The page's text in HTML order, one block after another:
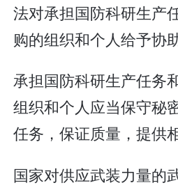
法对承担国防科研生产
购的组织和个人给予协
承担国防科研生产任务
组织和个人应当保守秘
任务，保证质量，提供
国家对供应武装力量的